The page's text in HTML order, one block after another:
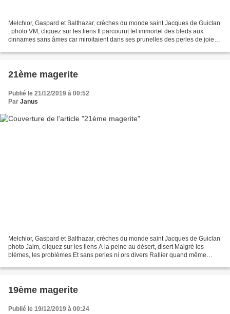
Melchior, Gaspard et Balthazar, crèches du monde saint Jacques de Guiclan
, photo VM, cliquez sur les liens Il parcourut tel immortel des bleds aux
cinnames sans âmes car miroitaient dans ses prunelles des perles de joie
21ème magerite
Publié le 21/12/2019 à 00:52
Par Janus
Melchior, Gaspard et Balthazar, crèches du monde saint Jacques de Guiclan
photo Jalm, cliquez sur les liens A la peine au désert, disert Malgré les
blèmes, les problèmes Et sans perles ni ors divers Rallier quand même
19ème magerite
Publié le 19/12/2019 à 00:24